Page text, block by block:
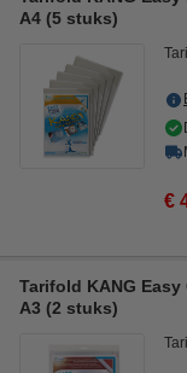
A4 (5 stuks)
€
Tarifold KANG
A3 (2 stuks)